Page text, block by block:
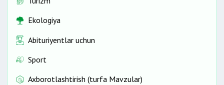
Ekologiya
Abituriyentlar uchun
Sport
Axborotlashtirish (turfa Mavzular)